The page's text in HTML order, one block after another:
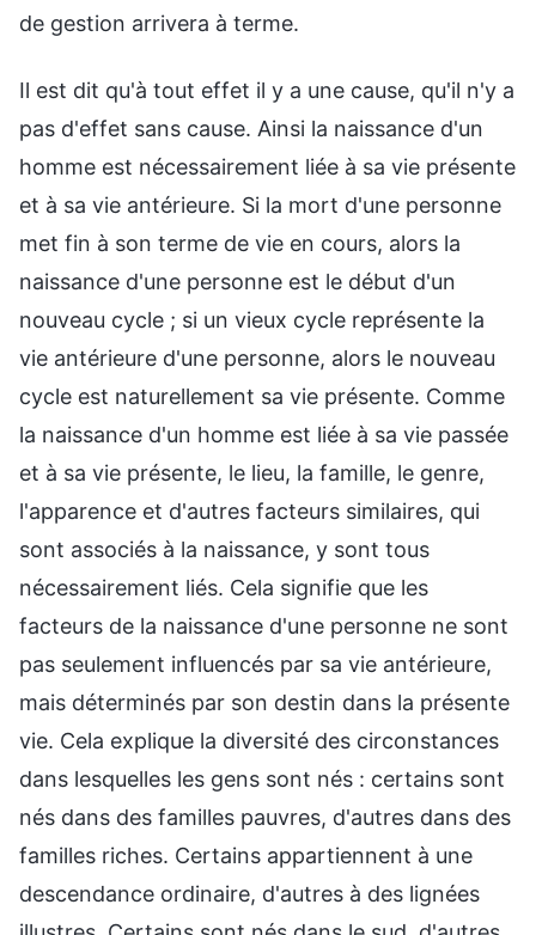
de gestion arrivera à terme.
Il est dit qu'à tout effet il y a une cause, qu'il n'y a
pas d'effet sans cause. Ainsi la naissance d'un
homme est nécessairement liée à sa vie présente
et à sa vie antérieure. Si la mort d'une personne
met fin à son terme de vie en cours, alors la
naissance d'une personne est le début d'un
nouveau cycle ; si un vieux cycle représente la
vie antérieure d'une personne, alors le nouveau
cycle est naturellement sa vie présente. Comme
la naissance d'un homme est liée à sa vie passée
et à sa vie présente, le lieu, la famille, le genre,
l'apparence et d'autres facteurs similaires, qui
sont associés à la naissance, y sont tous
nécessairement liés. Cela signifie que les
facteurs de la naissance d'une personne ne sont
pas seulement influencés par sa vie antérieure,
mais déterminés par son destin dans la présente
vie. Cela explique la diversité des circonstances
dans lesquelles les gens sont nés : certains sont
nés dans des familles pauvres, d'autres dans des
familles riches. Certains appartiennent à une
descendance ordinaire, d'autres à des lignées